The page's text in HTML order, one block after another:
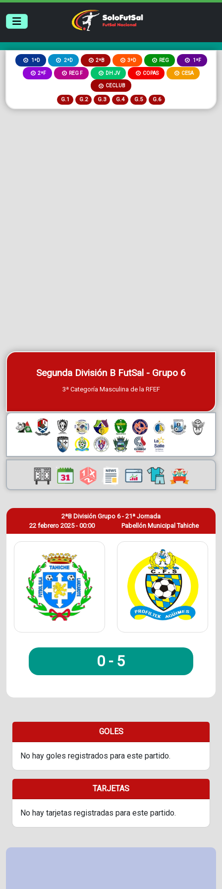
1ªD 2ªD 2ªB 3ªD REG 1ªF
2ªF REG F DH JV COPAS CESA
CECLUB
G.1 G.2 G.3 G.4 G.5 G.6
Segunda División B FutSal - Grupo 6
3ª Categoría Masculina de la RFEF
22 febrero 2025 - 00:00
2ªB División Grupo 6 - 21ª Jornada
Pabellón Municipal Tahiche
0 - 5
GOLES
No hay goles registrados para este partido.
TARJETAS
No hay tarjetas registradas para este partido.